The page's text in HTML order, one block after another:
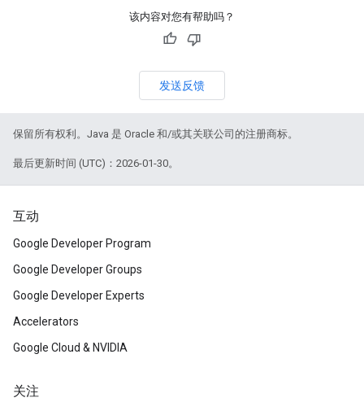
该内容对您有帮助吗？
发送反馈
保留所有权利。Java 是 Oracle 和/或其关联公司的注册商标。
最后更新时间 (UTC)：2026-01-30。
互动
Google Developer Program
Google Developer Groups
Google Developer Experts
Accelerators
Google Cloud & NVIDIA
关注